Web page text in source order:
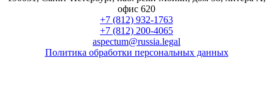
офис 620
+7 (812) 932-1763
+7 (812) 200-4065
aspectum@russia.legal
Политика обработки персональных данных